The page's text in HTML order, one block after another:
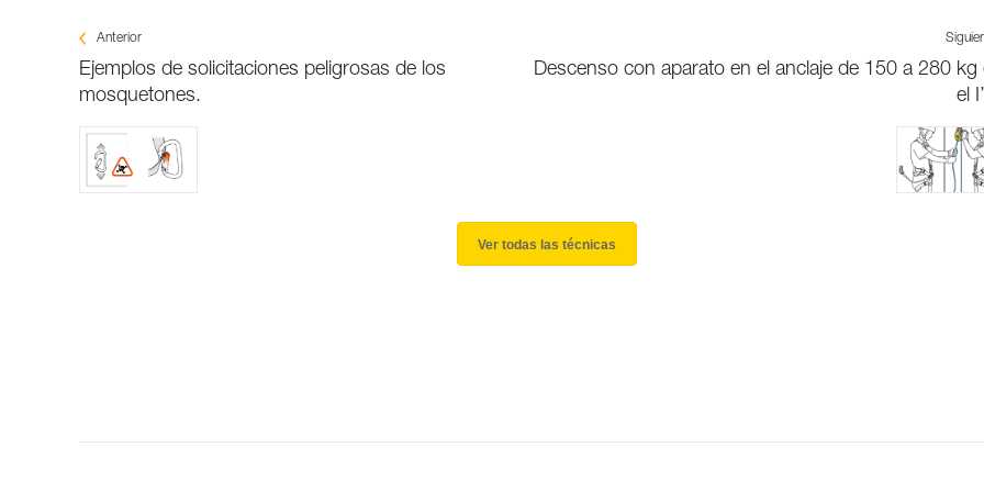
Anterior
Ejemplos de solicitaciones peligrosas de los
mosquetones.
Descenso con aparato en el anclaje de 150 a 280 kg
el
Ver todas las técnicas